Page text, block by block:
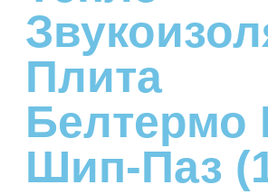
Плита
Белтермо
Шип-Паз